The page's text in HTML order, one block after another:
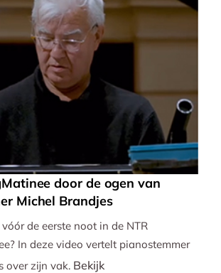
door de ogen van
Michel Brandjes
de eerste noot in de NTR
In deze video vertelt pianostemmer
over zijn vak. Bekijk